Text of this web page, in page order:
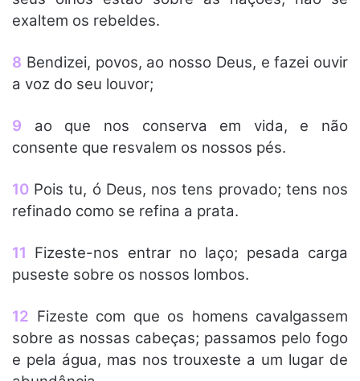
exaltem os rebeldes.
8 Bendizei, povos, ao nosso Deus, e fazei ouvir
a voz do seu louvor;
9 ao que nos conserva em vida, e não
consente que resvalem os nossos pés.
10 Pois tu, ó Deus, nos tens provado; tens nos
refinado como se refina a prata.
11 Fizeste-nos entrar no laço; pesada carga
puseste sobre os nossos lombos.
12 Fizeste com que os homens cavalgassem
sobre as nossas cabeças; passamos pelo fogo
e pela água, mas nos trouxeste a um lugar de